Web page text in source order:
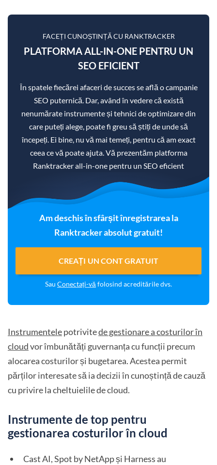
FACEȚI CUNOȘTINȚĂ CU RANKTRACKER
PLATFORMA ALL-IN-ONE PENTRU UN
SEO EFICIENT
În spatele fiecărei afaceri de succes se află o campanie
SEO puternică. Dar, având în vedere că există
nenumărate instrumente și tehnici de optimizare din
care puteți alege, poate fi greu să știți de unde să
începeți. Ei bine, nu vă mai temeți, pentru că am exact
ceea ce vă poate ajuta. Vă prezentăm platforma
Ranktracker all-in-one pentru un SEO eficient
Am deschis în sfârșit înregistrarea la
Ranktracker absolut gratuit!
CREAȚI UN CONT GRATUIT
Sau Conectați-vă folosind acreditările dvs.
Instrumentelepotrivitede gestionare a costurilor în
cloudvor îmbunătăți guvernanța cu funcții precum
alocarea costurilor și bugetarea. Acestea permit
părților interesate să ia decizii în cunoștință de cauză
cu privire la cheltuielile de cloud.
Instrumente de top pentru
gestionarea costurilor în cloud
Cast AI, Spot by NetApp și Harness au